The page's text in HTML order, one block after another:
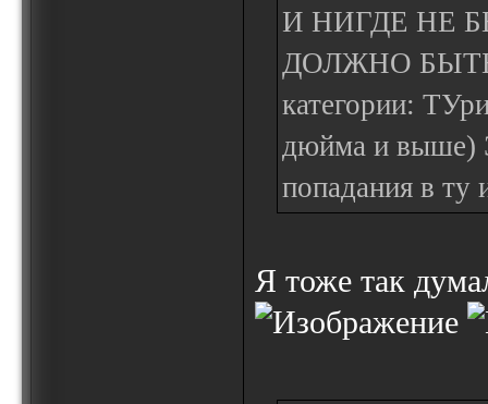
И НИГДЕ НЕ
ДОЛЖНО БЫТЬ
категории:
дюйма и выше)
попадания в
Я тоже так